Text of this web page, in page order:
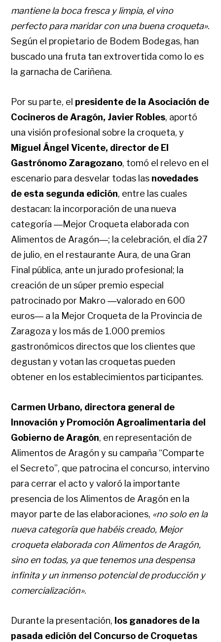
mantiene la boca fresca y limpia, el vino
perfecto para maridar con una buena croqueta».
Según el propietario de Bodem Bodegas, han
buscado una fruta tan extrovertida como lo es
la garnacha de Cariñena.
Por su parte, el presidente de la Asociación de
Cocineros de Aragón, Javier Robles, aportó
una visión profesional sobre la croqueta, y
Miguel Ángel Vicente, director de El
Gastrónomo Zaragozano, tomó el relevo en el
escenario para desvelar todas las novedades
de esta segunda edición, entre las cuales
destacan: la incorporación de una nueva
categoría ―Mejor Croqueta elaborada con
Alimentos de Aragón―; la celebración, el día 27
de julio, en el restaurante Aura, de una Gran
Final pública, ante un jurado profesional; la
creación de un súper premio especial
patrocinado por Makro ―valorado en 600
euros― a la Mejor Croqueta de la Provincia de
Zaragoza y los más de 1.000 premios
gastronómicos directos que los clientes que
degustan y votan las croquetas pueden
obtener en los establecimientos participantes.
Carmen Urbano, directora general de
Innovación y Promoción Agroalimentaria del
Gobierno de Aragón, en representación de
Alimentos de Aragón y su campaña “Comparte
el Secreto”, que patrocina el concurso, intervino
para cerrar el acto y valoró la importante
presencia de los Alimentos de Aragón en la
mayor parte de las elaboraciones, «no solo en la
nueva categoría que habéis creado, Mejor
croqueta elaborada con Alimentos de Aragón,
sino en todas, ya que tenemos una despensa
infinita y un inmenso potencial de producción y
comercialización».
Durante la presentación, los ganadores de la
pasada edición del Concurso de Croquetas